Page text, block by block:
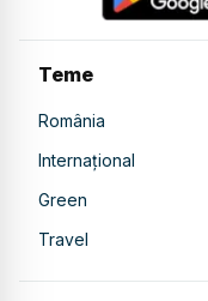
Teme
România
Internațional
Green
Travel